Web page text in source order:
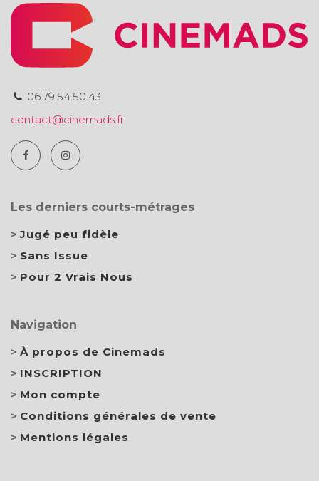
06.79.54.50.43
contact@cinemads.fr
Les derniers courts-métrages
Jugé peu fidèle
Sans Issue
Pour 2 Vrais Nous
Navigation
À propos de Cinemads
INSCRIPTION
Mon compte
Conditions générales de vente
Mentions légales